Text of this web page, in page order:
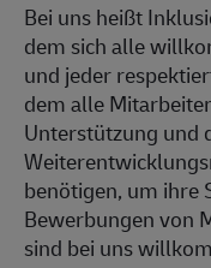
Bei uns heißt
dem sich alle
und jeder
dem alle
Unterstützung und
benötigen, um ihre
Bewerbungen von
sind bei uns